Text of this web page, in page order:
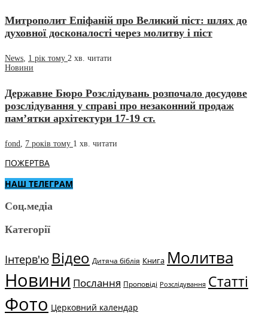
Митрополит Епіфаній про Великий піст: шлях до
духовної досконалості через молитву і піст
News 1 рік тому 2 хв. читати
Новини
Державне Бюро Розслідувань розпочало досудове
розслідування у справі про незаконний продаж
пам’ятки архітектури 17-19 ст.
fond 7 років тому 1 хв. читати
ПОЖЕРТВА
НАШ ТЕЛЕГРАМ
Соц.медіа
Категорії
Інтерв'ю Відео Дитяча біблія Книга Молитва
Новини Послання Проповіді Розслідування Статті
Фото Церковний календар